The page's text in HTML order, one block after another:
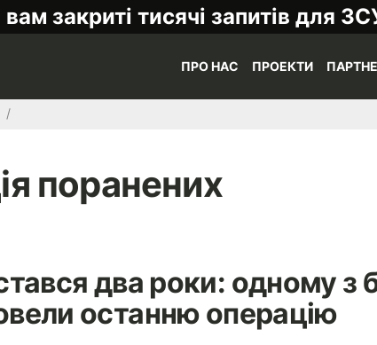
закриті тисячі запитів для
ПРО НАС ПРОЕКТИ
поранених
два роки: одному з
останню операцію